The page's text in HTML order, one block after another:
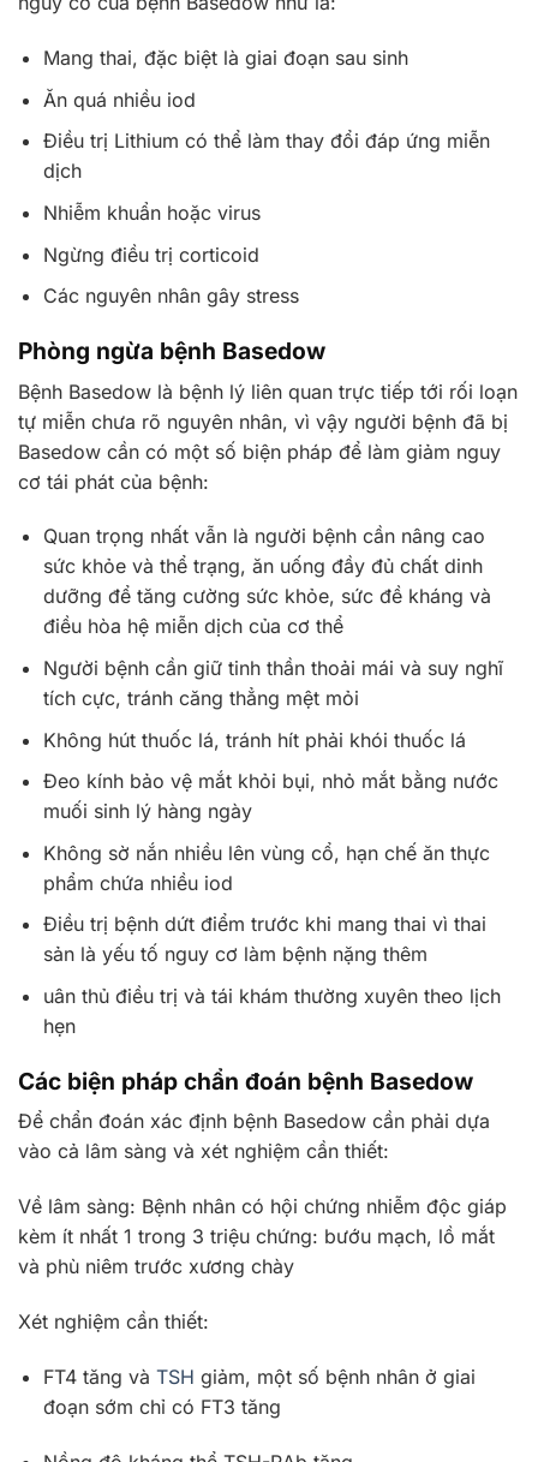
Mang thai, đặc biệt là giai đoạn sau sinh
Ăn quá nhiều iod
Điều trị Lithium có thể làm thay đổi đáp ứng miễn
dịch
Nhiễm khuẩn hoặc virus
Ngừng điều trị corticoid
Các nguyên nhân gây stress
Phòng ngừa bệnh Basedow
Bệnh Basedow là bệnh lý liên quan trực tiếp tới rối loạn
tự miễn chưa rõ nguyên nhân, vì vậy người bệnh đã bị
Basedow cần có một số biện pháp để làm giảm nguy
cơ tái phát của bệnh:
Quan trọng nhất vẫn là người bệnh cần nâng cao
sức khỏe và thể trạng, ăn uống đầy đủ chất dinh
dưỡng để tăng cường sức khỏe, sức đề kháng và
điều hòa hệ miễn dịch của cơ thể
Người bệnh cần giữ tinh thần thoải mái và suy nghĩ
tích cực, tránh căng thẳng mệt mỏi
Không hút thuốc lá, tránh hít phải khói thuốc lá
Đeo kính bảo vệ mắt khỏi bụi, nhỏ mắt bằng nước
muối sinh lý hàng ngày
Không sờ nắn nhiều lên vùng cổ, hạn chế ăn thực
phẩm chứa nhiều iod
Điều trị bệnh dứt điểm trước khi mang thai vì thai
sản là yếu tố nguy cơ làm bệnh nặng thêm
uân thủ điều trị và tái khám thường xuyên theo lịch
hẹn
Các biện pháp chẩn đoán bệnh Basedow
Để chẩn đoán xác định bệnh Basedow cần phải dựa
vào cả lâm sàng và xét nghiệm cần thiết:
Về lâm sàng: Bệnh nhân có hội chứng nhiễm độc giáp
kèm ít nhất 1 trong 3 triệu chứng: bướu mạch, lồ mắt
và phù niêm trước xương chày
Xét nghiệm cần thiết:
FT4 tăng và TSH giảm, một số bệnh nhân ở giai
đoạn sớm chỉ có FT3 tăng